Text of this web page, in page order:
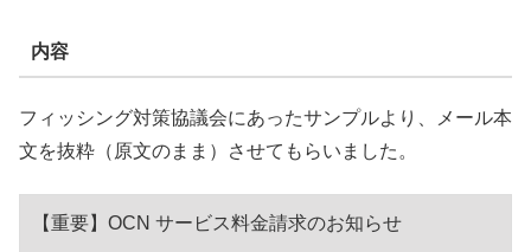
内容
フィッシング対策協議会にあったサンプルより、メール本
文を抜粋（原文のまま）させてもらいました。
【重要】OCN サービス料金請求のお知らせ